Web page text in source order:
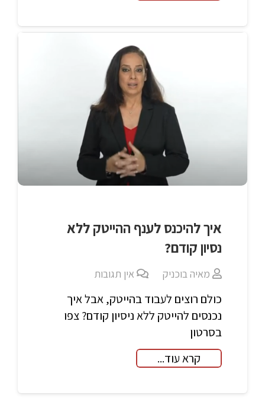
איך להיכנס לענף ההייטק ללא
נסיון קודם?
מאיה בוכניק אין תגובות
כולם רוצים לעבוד בהייטק, אבל איך
נכנסים להייטק ללא ניסיון קודם? צפו
בסרטון
קרא עוד...